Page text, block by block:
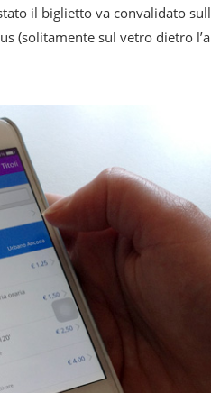
il biglietto va convalidato
(solitamente sul vetro dietro